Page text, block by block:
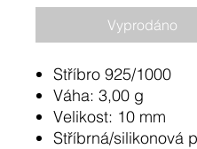
Vyprodáno
Stříbro 925/1000
Váha: 3,00 g
Velikost: 10 mm
Stříbrná/silikonová